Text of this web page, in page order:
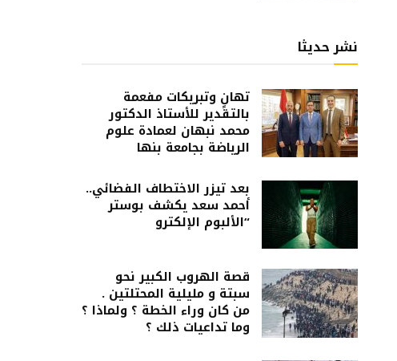
نشر حديثا
تهانٍ وتبريكات مفعمة
بالتقدير للأستاذ الدكتور
محمد نبهان لعمادة علوم
الرياضة بجامعة بنها
بعد تيزر الاختطاف الفضائي..
أحمد سعد يكشف بوستر
“الألبوم الإلكترو
قصة الهروب الكبير نحو
سبتة و مليلية المحتلتين .
من كان وراء الخطة ؟ ولماذا ؟
وما تداعيات ذلك ؟